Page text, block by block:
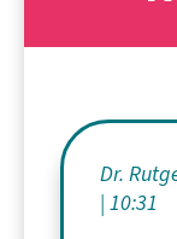
Dr.
10:31